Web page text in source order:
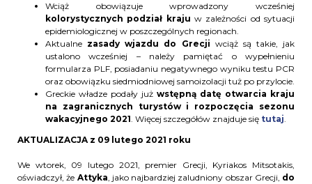
Wciąż obowiązuje wprowadzony wcześniej
kolorystycznych podział kraju w zależności od sytuacji
epidemiologicznej w poszczególnych regionach.
Aktualne zasady wjazdu do Grecji wciąż są takie, jak
ustalono wcześniej – należy pamiętać o wypełnieniu
formularza PLF, posiadaniu negatywnego wyniku testu PCR
oraz obowiązku siedmiodniowej samoizolacji tuż po przylocie.
Greckie władze podały już wstępną datę otwarcia kraju
na zagranicznych turystów i rozpoczęcia sezonu
wakacyjnego 2021. Więcej szczegółów znajduje się tutaj.
AKTUALIZACJA z 09 lutego 2021 roku
We wtorek, 09 lutego 2021, premier Grecji, Kyriakos Mitsotakis,
oświadczył, że Attyka, jako najbardziej zaludniony obszar Grecji, do